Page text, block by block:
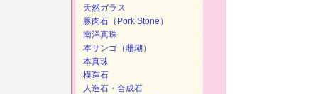
天然ガラス
豚肉石（Pork Stone）
南洋真珠
本サンゴ（珊瑚）
本真珠
模造石
人造石・合成石